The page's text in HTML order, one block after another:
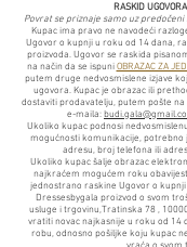
RASKID
Povrat se priznaje samo uz
Kupac ima pravo ne navodeći
Ugovor o kupnji u roku od 14 dana,
proizvoda. Ugovor se raskida
na način da se ispuniOBRAZAC ZA
putem druge nedvosmislene izjave
ugovora. Kupac je obrazac ili
dostaviti prodavatelju, putem pošte
e-maila:
Ukoliko kupac podnosi
mogućnosti komunikacije, potrebno
adresu, broj telefona ili
Ukoliko kupac šalje obrazac
najkraćem mogućem roku
jednostrano raskine Ugovor o
Dressesbygala proizvod o svom
usluge i trgovinu,Tratinska 78 ,
vratiti novac najkasnije u roku od 14
robu, odnosno pošiljke koju kupac